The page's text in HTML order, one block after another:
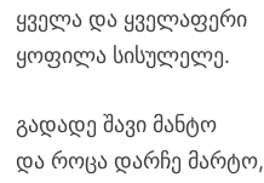
ყველა და ყველაფერი
ყოფილა სისულელე.
გადადე შავი მანტო
და როცა დარჩე მარტო,